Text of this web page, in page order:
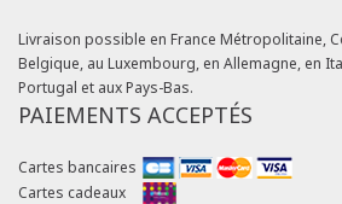
Livraison possible en France Métropolitaine,
Belgique, au Luxembourg, en Allemagne, en
Portugal et aux Pays-Bas.
PAIEMENTS ACCEPTÉS
Cartes bancaires
Cartes cadeaux